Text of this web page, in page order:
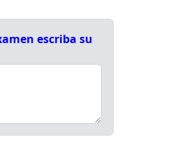
escriba su